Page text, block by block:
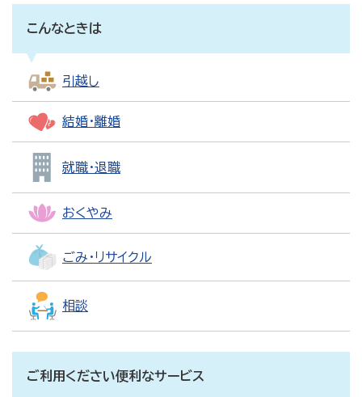
こんなときは
引越し
結婚・離婚
就職・退職
おくやみ
ごみ・リサイクル
相談
ご利用ください便利なサービス